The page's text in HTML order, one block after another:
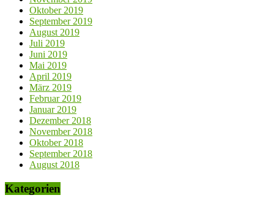
Oktober 2019
September 2019
August 2019
Juli 2019
Juni 2019
Mai 2019
April 2019
März 2019
Februar 2019
Januar 2019
Dezember 2018
November 2018
Oktober 2018
September 2018
August 2018
Kategorien